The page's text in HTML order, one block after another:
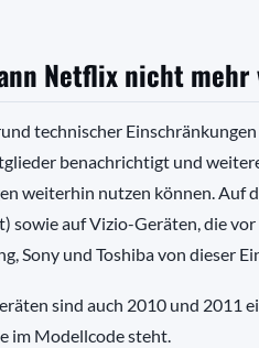
Netflix nicht
technischer
benachrichtigt und
weiterhin nutzen können. Auf
sowie auf Vizio-Geräten, die
Sony und Toshiba von dieser
sind auch 2010 und 2011
im Modellcode steht.